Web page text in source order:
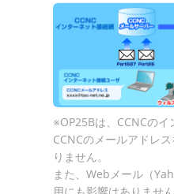
※OP25Bは、CCNCのイ
CCNCのメールアドレ
りません。
また、Webメール（